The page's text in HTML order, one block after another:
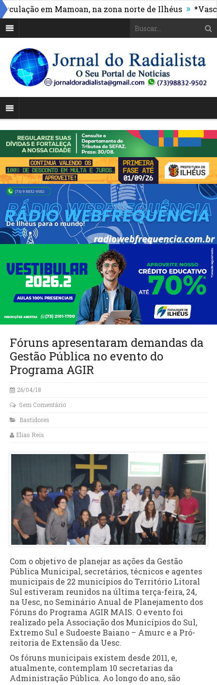
em Mamoan, na zona norte de Ilhéus » *Vasco
Fóruns apresentaram demandas da
Gestão Pública no evento do
Programa AGIR
26/04/18
Sem Comentário
Bastidores
Elias Reis
Com o objetivo de planejar as ações da Gestão
Pública Municipal, secretários, técnicos e agentes
municipais de 22 municípios do Território Litoral
Sul estiveram reunidos na última terça-feira, 24,
na Uesc, no Seminário Anual de Planejamento dos
Fóruns do Programa AGIR MAIS. O evento foi
realizado pela Associação dos Municípios do Sul,
Extremo Sul e Sudoeste Baiano – Amurc e a Pró-
reitoria de Extensão da Uesc.
Os fóruns municipais existem desde 2011, e,
atualmente, contemplam 10 secretarias da
Administração Pública. Ao longo do ano, são